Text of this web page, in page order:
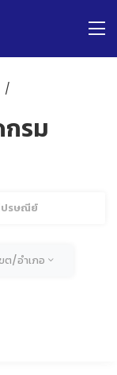
รม
ดต/อำเภอ